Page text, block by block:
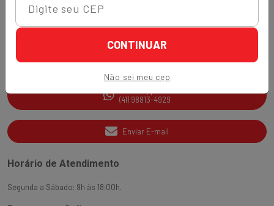
CONTINUAR
Não sei meu cep
Ajuda e Suporte
SAC
(41) 3538-2177
(41) 98813-4929
Enviar E-mail
Horário de Atendimento
Segunda a Sábado: 9h às 18:00h.